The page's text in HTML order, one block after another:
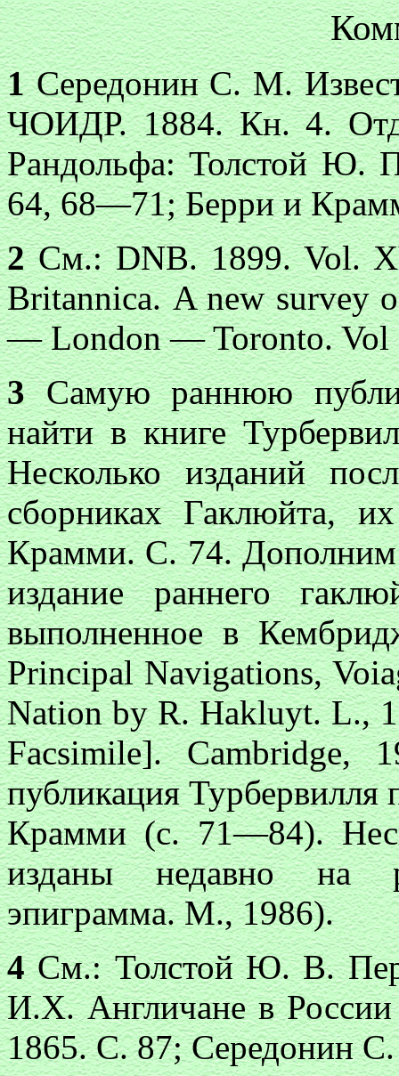
1Середонин С. М.
ЧОИДР. 1884. Кн. 4.
Рандольфа: Толстой Ю.
64, 68—71; Берри и
2См.: DNB. 1899. Vol.
Britanniса. A new survey
— London — Toronto. Vol
3Самую раннюю
найти в книге
Несколько изданий
сборниках Гаклюйта,
Крамми. С. 74. Дополним
издание раннего
выполненное в
Principal Navigations,
Nation by R. Hakluyt. L.,
Facsimile]. Cambridge,
публикация
Крамми (с. 71—84).
изданы недавно на
эпиграмма. М., 1986).
4См.: Толстой Ю. В.
И.Х. Англичане в
1865. С. 87; Середонин